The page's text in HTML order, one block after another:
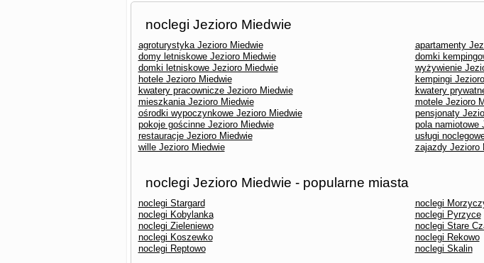
noclegi Jezioro Miedwie
agroturystyka Jezioro Miedwie
apartamenty
domy letniskowe Jezioro Miedwie
domki
domki letniskowe Jezioro Miedwie
wyżywienie
hotele Jezioro Miedwie
kempingi
kwatery pracownicze Jezioro Miedwie
kwatery
mieszkania Jezioro Miedwie
motele Jezioro
ośrodki wypoczynkowe Jezioro Miedwie
pensjonaty
pokoje gościnne Jezioro Miedwie
pola namiotowe
restauracje Jezioro Miedwie
usługi
wille Jezioro Miedwie
zajazdy Jezioro
noclegi Jezioro Miedwie - popularne miasta
noclegi Stargard
noclegi
noclegi Kobylanka
noclegi Pyrzyce
noclegi Zieleniewo
noclegi Stare
noclegi Koszewko
noclegi Rekowo
noclegi Reptowo
noclegi Skalin